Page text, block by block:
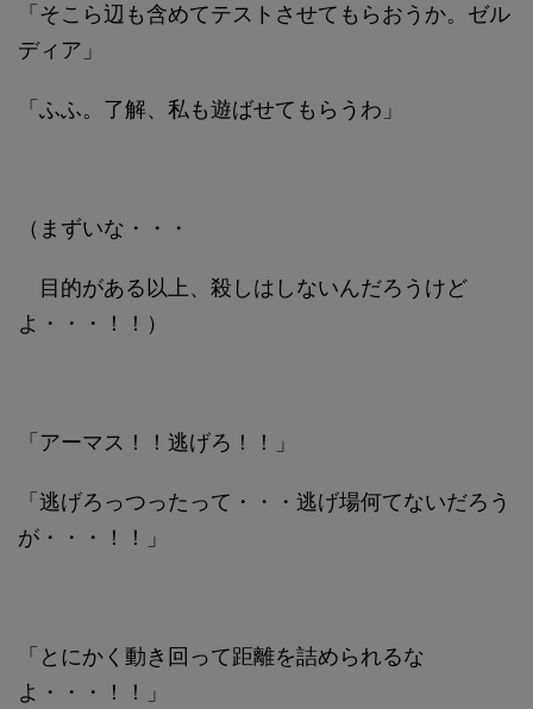
「そこら辺も含めてテストさせてもらおうか。ゼル
ディア」
「ふふ。了解、私も遊ばせてもらうわ」
（まずいな・・・
目的がある以上、殺しはしないんだろうけど
よ・・・！！）
「アーマス！！逃げろ！！」
「逃げろっつったって・・・逃げ場何てないだろう
が・・・！！」
「とにかく動き回って距離を詰められるな
よ・・・！！」